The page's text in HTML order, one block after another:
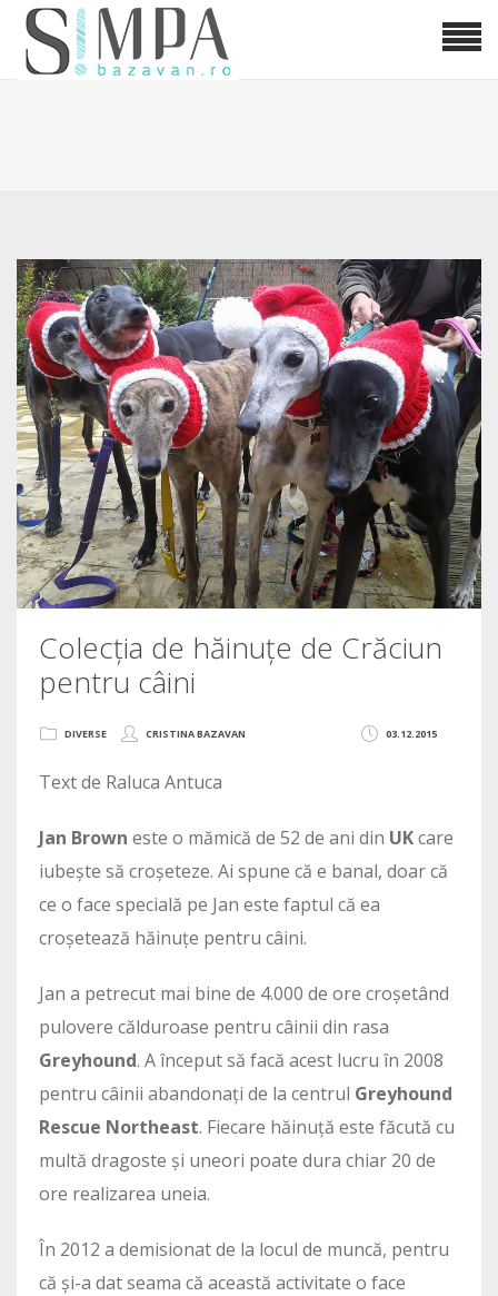
Colecția de hăinuțe de Crăciun
pentru câini
03.12.2015
DIVERSE CRISTINA BAZAVAN
Text de Raluca Antuca
Jan Brown este o mămică de 52 de ani din UKcare
iubește să croșeteze. Ai spune că e banal, doar că
ce o face specială pe Jan este faptul că ea
croșetează hăinuțe pentru câini.
Jan a petrecut mai bine de 4.000 de ore croșetând
pulovere călduroase pentru câinii din rasa
Greyhound. A început să facă acest lucru în 2008
pentru câinii abandonați de la centrul Greyhound
Rescue Northeast. Fiecare hăinuță este făcută cu
multă dragoste și uneori poate dura chiar 20 de
ore realizarea uneia.
În 2012 a demisionat de la locul de muncă, pentru
că și-a dat seama că această activitate o face